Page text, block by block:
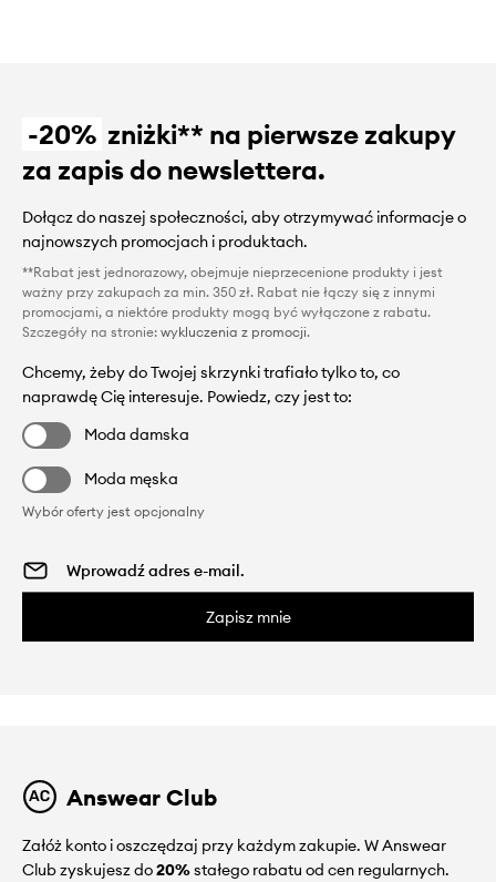
-20% zniżki** na pierwsze zakupy
za zapis do newslettera.
Dołącz do naszej społeczności, aby otrzymywać informacje o
najnowszych promocjach i produktach.
**Rabat jest jednorazowy, obejmuje nieprzecenione produkty i jest
ważny przy zakupach za min. 350 zł. Rabat nie łączy się z innymi
promocjami, a niektóre produkty mogą być wyłączone z rabatu.
Szczegóły na stronie: wykluczenia z promocji.
Chcemy, żeby do Twojej skrzynki trafiało tylko to, co
naprawdę Cię interesuje. Powiedz, czy jest to:
Moda damska
Moda męska
Wybór oferty jest opcjonalny
Zapisz mnie
Answear Club
Załóż konto i oszczędzaj przy każdym zakupie. W Answear
Club zyskujesz do20%stałego rabatu od cen regularnych.